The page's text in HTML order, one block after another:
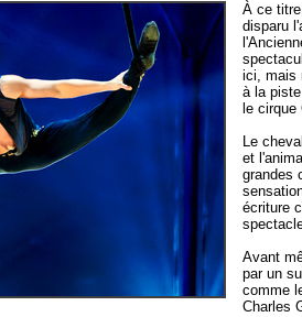
À ce
disparu
ici, mais
à la
le
Le
et
grandes
écriture
Avant
par un
comme
Charles